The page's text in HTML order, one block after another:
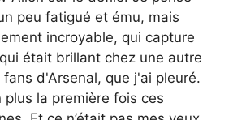
peu fatigué et ému, mais
incroyable, qui capture
était brillant chez une autre
d'Arsenal, que j'ai pleuré.
plus la première fois ces